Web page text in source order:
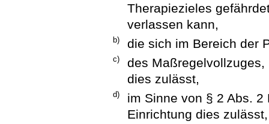
Therapiezieles
verlassen kann,
b) die sich im Bereich der
c)
des
dies zulässt,
d)
im Sinne von § 2 Abs.
Einrichtung dies